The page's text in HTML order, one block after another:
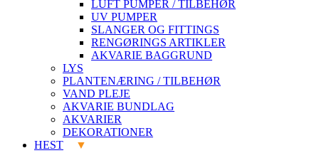
LUFT PUMPER / TILBEHØR
UV PUMPER
SLANGER OG FITTINGS
RENGØRINGS ARTIKLER
AKVARIE BAGGRUND
LYS
PLANTENÆRING / TILBEHØR
VAND PLEJE
AKVARIE BUNDLAG
AKVARIER
DEKORATIONER
HEST